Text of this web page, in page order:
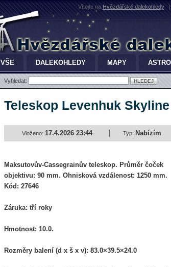
Vítejte naHvězdářské dalekohledy |
VŠE DALEKOHLEDY MAPY
Vyhledat:
Teleskop Levenhuk
Vloženo: 17.4.2026 23:44 Typ: Nabízím
Maksutovův-Cassegrainův teleskop. Průměr čoček
objektivu: 90 mm. Ohnisková vzdálenost: 1250 mm.
Kód: 27646
Záruka: tří roky
Hmotnost: 10.0.
Rozměry balení (d x š x v): 83.0×39.5×24.0